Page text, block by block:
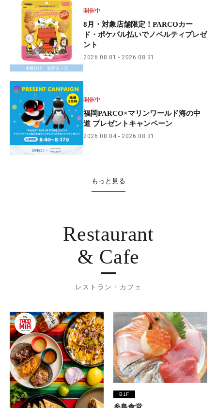
開催中
8月・対象店舗限定！PARCOカー
ド・ポケパル払いでノベルティプレゼ
ント
2026.08.01 2026.08.31
開催中
福岡PARCO×マリンワールド海の中
道 プレゼントキャンペーン
2026.08.04 2026.08.31
もっと見る
Restaurant
& Cafe
レストラン・カフェ
B1F